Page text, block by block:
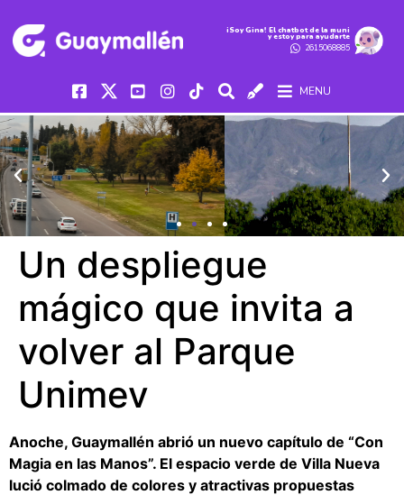
iSoy Gina! El chatbot de la muni
y estoy para ayudarte
2615068885
MENU
Un despliegue
mágico que invita a
volver al Parque
Unimev
Anoche, Guaymallén abrió un nuevo capítulo de “Con
Magia en las Manos”. El espacio verde de Villa Nueva
lució colmado de colores y atractivas propuestas